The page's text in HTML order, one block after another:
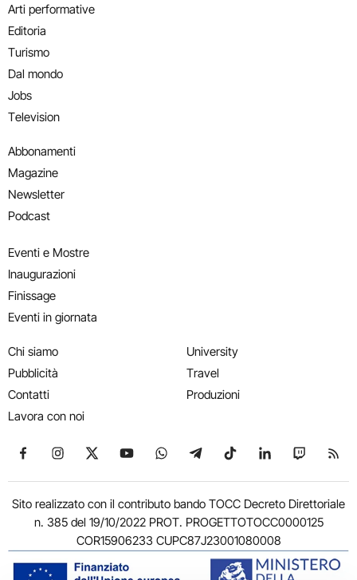
Arti performative
Editoria
Turismo
Dal mondo
Jobs
Television
Abbonamenti
Magazine
Newsletter
Podcast
Eventi e Mostre
Inaugurazioni
Finissage
Eventi in giornata
Chi siamo
Pubblicità
Contatti
Lavora con noi
University
Travel
Produzioni
Seguici su Facebook
Seguici su Instagram
Seguici su X
Seguici su YouTube
Seguici su WhatsApp
Seguici su Telegram
Seguici su TikTok
Seguici su
Seguici
Sito realizzato con il contributo bando TOCC Decreto Direttoriale
n. 385 del 19/10/2022 PROT. PROGETTOTOCC0000125
COR15906233 CUPC87J23001080008